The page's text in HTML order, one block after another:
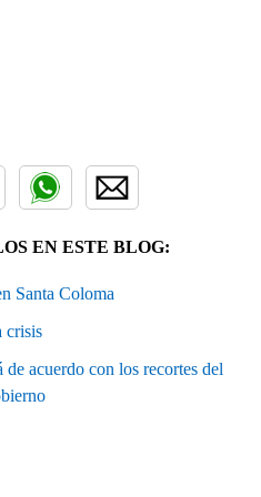
EN ESTE BLOG:
Santa Coloma
crisis
de acuerdo con los recortes del